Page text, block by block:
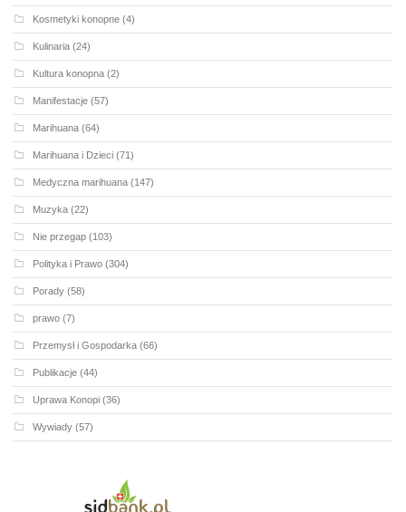
Kosmetyki konopne (4)
Kulinaria (24)
Kultura konopna (2)
Manifestacje (57)
Marihuana (64)
Marihuana i Dzieci (71)
Medyczna marihuana (147)
Muzyka (22)
Nie przegap (103)
Polityka i Prawo (304)
Porady (58)
prawo (7)
Przemysł i Gospodarka (66)
Publikacje (44)
Uprawa Konopi (36)
Wywiady (57)